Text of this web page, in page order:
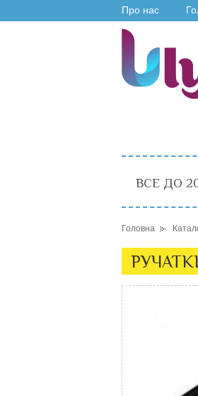
Про нас
ВСЕ ДО
Головна